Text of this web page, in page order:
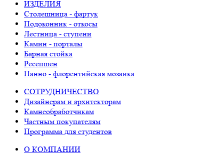
ИЗДЕЛИЯ
Столешница - фартук
Подоконник - откосы
Лестница - ступени
Камин - порталы
Барная стойка
Ресепшен
Панно - флорентийская мозаика
СОТРУДНИЧЕСТВО
Дизайнерам и архитекторам
Камнеобработчикам
Частным покупателям
Программа для студентов
О КОМПАНИИ